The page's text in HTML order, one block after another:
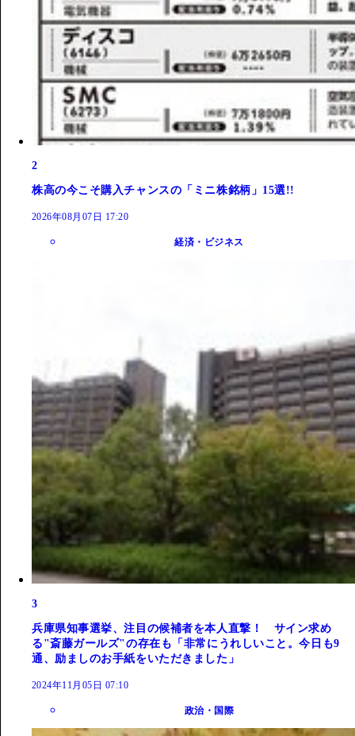
2
株高の今こそ購入チャンスの「ミニ株銘柄」15選!!
2026年08月07日 17:20
経済・ビジネス
3
兵庫県知事選挙、注目の候補者を本人直撃！ サイン求め
る"斎藤ガールズ"の存在も「非常にうれしいこと。今日も9
通、励ましのお手紙をいただきました」
2024年11月05日 07:10
政治・国際